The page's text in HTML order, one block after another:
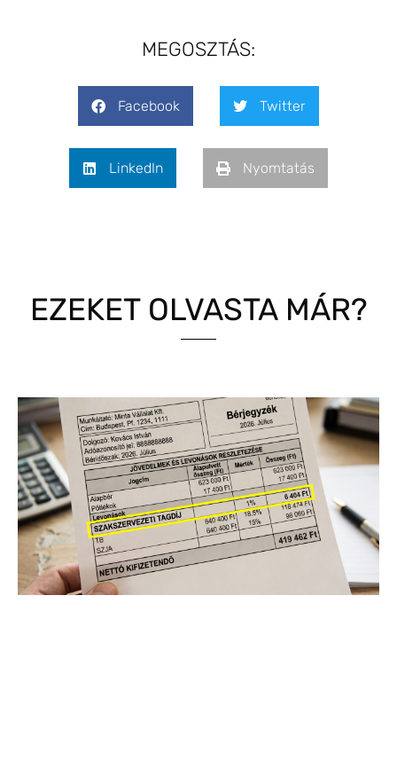
MEGOSZTÁS:
Facebook Twitter
LinkedIn Nyomtatás
EZEKET OLVASTA MÁR?